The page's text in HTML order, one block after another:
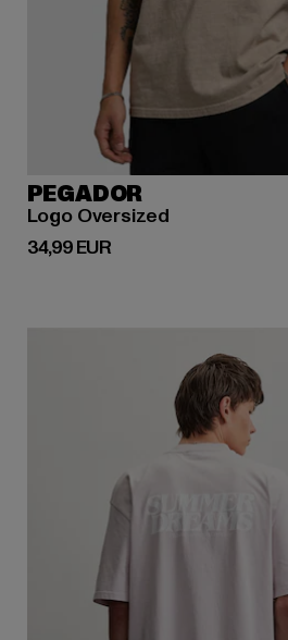
PEGADOR
Logo Oversized
34,99 EUR
Prix courant: 34,99 EUR